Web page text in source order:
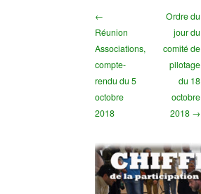
←
Réunion
Associations,
compte-
rendu du 5
octobre
2018
Ordre du
jour du
comité de
pilotage
du 18
octobre
2018 →